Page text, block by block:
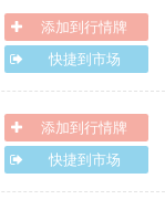
添加到行情牌
快捷到市场
添加到行情牌
快捷到市场